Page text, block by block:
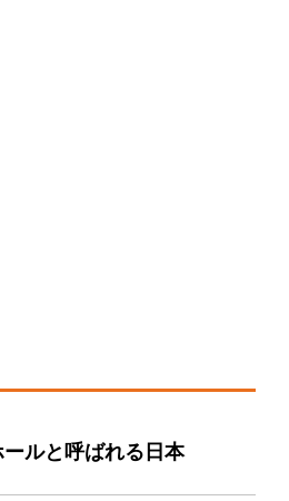
ルと呼ばれる日本